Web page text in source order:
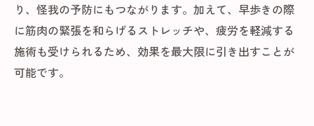
り、怪我の予防にもつながります。加えて、早歩きの際
に筋肉の緊張を和らげるストレッチや、疲労を軽減する
施術も受けられるため、効果を最大限に引き出すことが
可能です。